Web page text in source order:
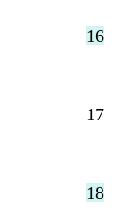
16
17
18